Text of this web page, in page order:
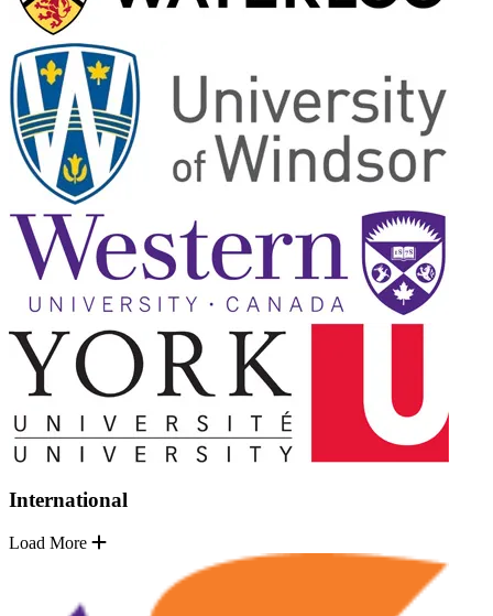
International
Load More